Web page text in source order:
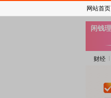
财经
网站首页